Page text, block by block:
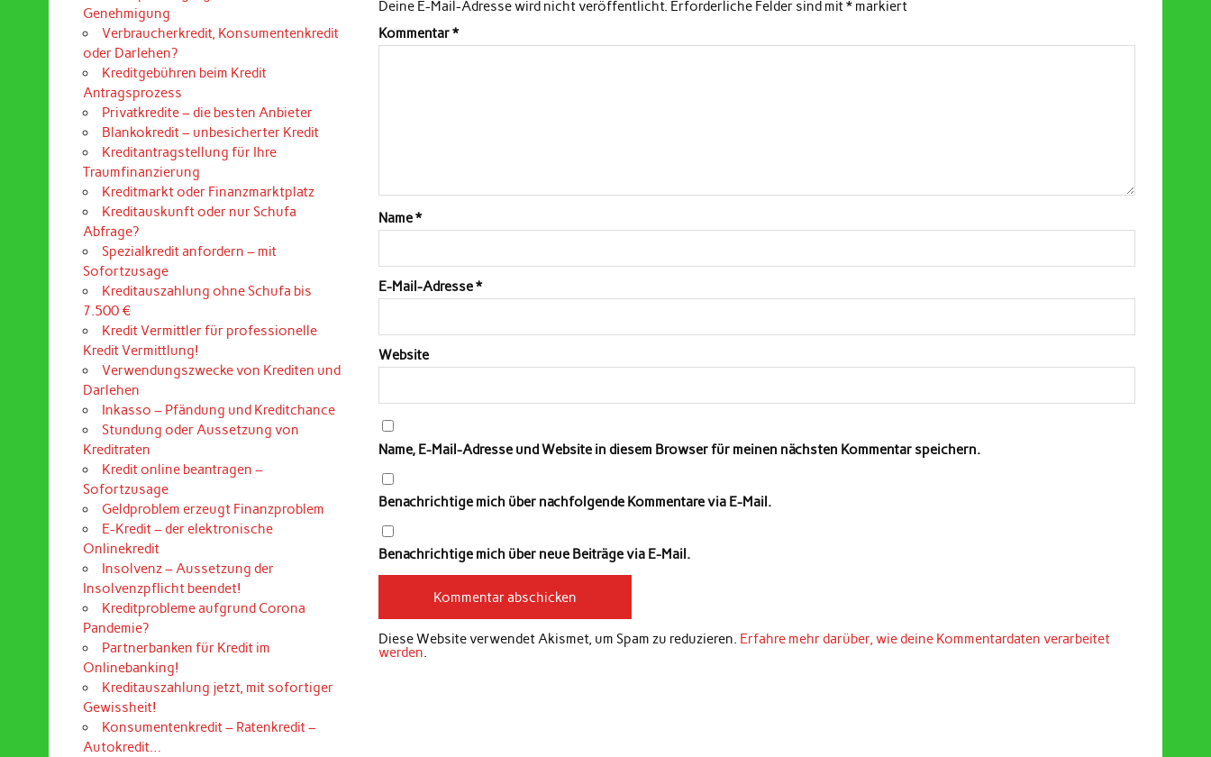
Deine E-Mail-Adresse wird nicht veröffentlicht. Erforderliche Felder sind mit* markiert
Kommentar*
Name*
E-Mail-Adresse*
Website
Name, E-Mail-Adresse und Website in diesem Browser für meinen nächsten Kommentar speichern.
Benachrichtige mich über nachfolgende Kommentare via E-Mail.
Benachrichtige mich über neue Beiträge via E-Mail.
Diese Website verwendet Akismet, um Spam zu reduzieren. Erfahre mehr darüber, wie deine Kommentardaten verarbeitet
werden.
Genehmigung
Verbraucherkredit, Konsumentenkredit
oder Darlehen?
Kreditgebühren beim Kredit
Antragsprozess
Privatkredite – die besten Anbieter
Blankokredit – unbesicherter Kredit
Kreditantragstellung für Ihre
Traumfinanzierung
Kreditmarkt oder Finanzmarktplatz
Kreditauskunft oder nur Schufa
Abfrage?
Spezialkredit anfordern – mit
Sofortzusage
Kreditauszahlung ohne Schufa bis
7.500 €
Kredit Vermittler für professionelle
Kredit Vermittlung!
Verwendungszwecke von Krediten und
Darlehen
Inkasso – Pfändung und Kreditchance
Stundung oder Aussetzung von
Kreditraten
Kredit online beantragen –
Sofortzusage
Geldproblem erzeugt Finanzproblem
E-Kredit – der elektronische
Onlinekredit
Insolvenz – Aussetzung der
Insolvenzpflicht beendet!
Kreditprobleme aufgrund Corona
Pandemie?
Partnerbanken für Kredit im
Onlinebanking!
Kreditauszahlung jetzt, mit sofortiger
Gewissheit!
Konsumentenkredit – Ratenkredit –
Autokredit…